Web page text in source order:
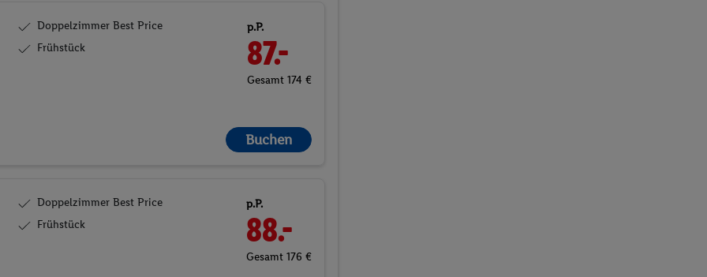
Doppelzimmer Best Price
Frühstück
p.P.
87.-
Gesamt 174 €
Buchen
Doppelzimmer Best Price
Frühstück
p.P.
88.-
Gesamt 176 €